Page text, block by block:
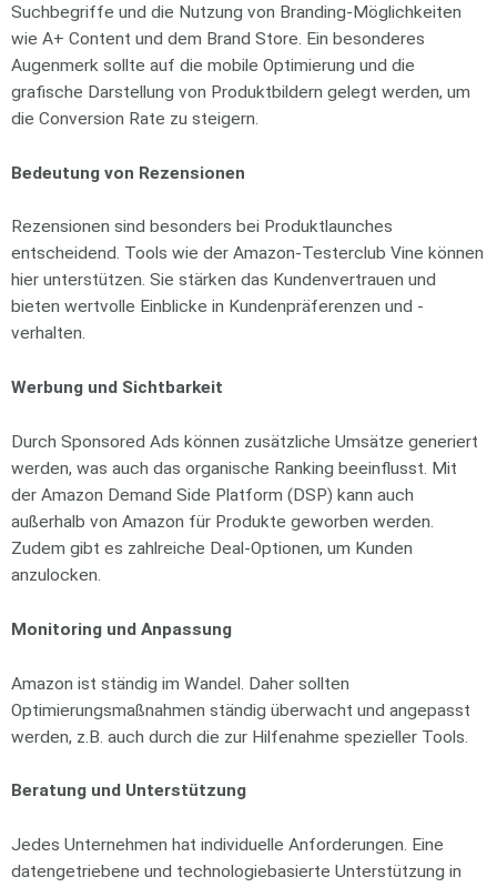
Suchbegriffe und die Nutzung von Branding-Möglichkeiten
wie A+ Content und dem Brand Store. Ein besonderes
Augenmerk sollte auf die mobile Optimierung und die
grafische Darstellung von Produktbildern gelegt werden, um
die Conversion Rate zu steigern.
Bedeutung von Rezensionen
Rezensionen sind besonders bei Produktlaunches
entscheidend. Tools wie der Amazon-Testerclub Vine können
hier unterstützen. Sie stärken das Kundenvertrauen und
bieten wertvolle Einblicke in Kundenpräferenzen und -
verhalten.
Werbung und Sichtbarkeit
Durch Sponsored Ads können zusätzliche Umsätze generiert
werden, was auch das organische Ranking beeinflusst. Mit
der Amazon Demand Side Platform (DSP) kann auch
außerhalb von Amazon für Produkte geworben werden.
Zudem gibt es zahlreiche Deal-Optionen, um Kunden
anzulocken.
Monitoring und Anpassung
Amazon ist ständig im Wandel. Daher sollten
Optimierungsmaßnahmen ständig überwacht und angepasst
werden, z.B. auch durch die zur Hilfenahme spezieller Tools.
Beratung und Unterstützung
Jedes Unternehmen hat individuelle Anforderungen. Eine
datengetriebene und technologiebasierte Unterstützung in